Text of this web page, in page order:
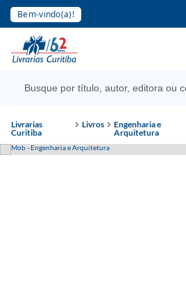
Bem-vindo(a)!
Livrarias
Curitiba
Livros
Engenharia e
Arquitetura